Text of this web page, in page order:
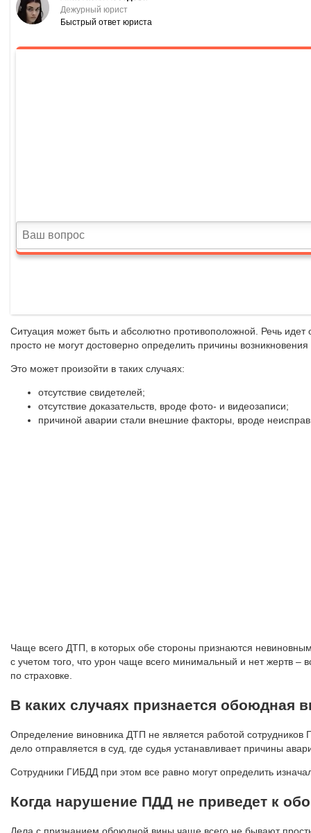
Ситуация может быть и абсолютно противоположной. Речь
просто не могут достоверно определить причины
Это может произойти в таких случаях:
отсутствие свидетелей;
отсутствие доказательств, вроде фото- и видеозаписи;
причиной аварии стали внешние факторы, вроде
Чаще всего ДТП, в которых обе стороны признаются
с учетом того, что урон чаще всего минимальный и нет жертв –
по страховке.
В каких случаях признается обоюдная
Определение виновника ДТП не является работой
дело отправляется в суд, где судья устанавливает причины
Сотрудники ГИБДД при этом все равно могут определить
Когда нарушение ПДД не приведет к